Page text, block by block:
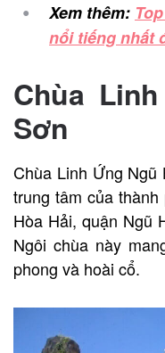
Xem thêm:
nổi tiếng nhất
Chùa
Sơn
Chùa Linh Ứng
trung tâm của
Hòa Hải, quận Ngũ
Ngôi chùa này
phong và hoài cổ.